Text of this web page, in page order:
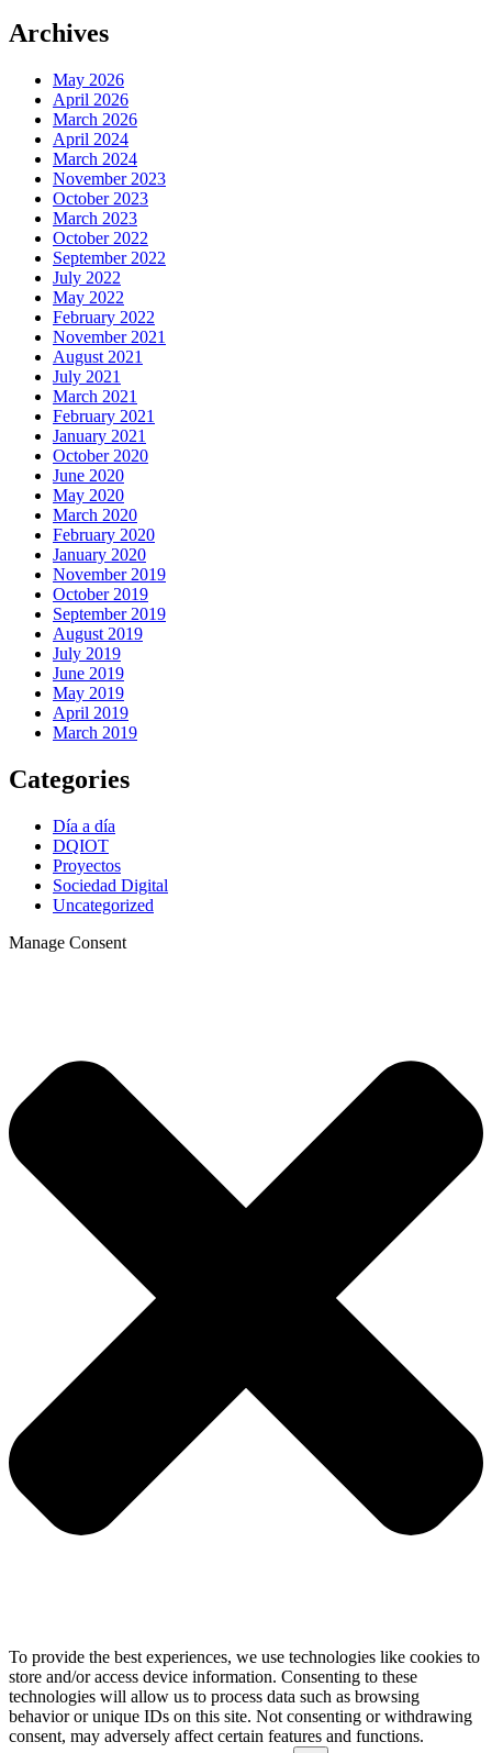
Archives
May 2026
April 2026
March 2026
April 2024
March 2024
November 2023
October 2023
March 2023
October 2022
September 2022
July 2022
May 2022
February 2022
November 2021
August 2021
July 2021
March 2021
February 2021
January 2021
October 2020
June 2020
May 2020
March 2020
February 2020
January 2020
November 2019
October 2019
September 2019
August 2019
July 2019
June 2019
May 2019
April 2019
March 2019
Categories
Día a día
DQIOT
Proyectos
Sociedad Digital
Uncategorized
Manage Consent
To provide the best experiences, we use technologies like cookies to
store and/or access device information. Consenting to these
technologies will allow us to process data such as browsing
behavior or unique IDs on this site. Not consenting or withdrawing
consent, may adversely affect certain features and functions.